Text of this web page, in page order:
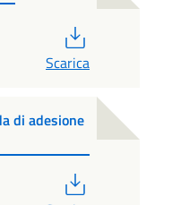
Scarica
di adesione